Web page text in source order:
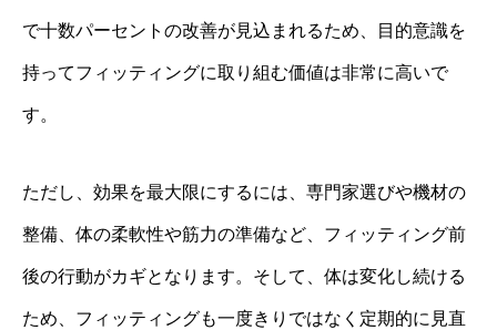
で十数パーセントの改善が見込まれるため、目的意識を
持ってフィッティングに取り組む価値は非常に高いで
す。
ただし、効果を最大限にするには、専門家選びや機材の
整備、体の柔軟性や筋力の準備など、フィッティング前
後の行動がカギとなります。そして、体は変化し続ける
ため、フィッティングも一度きりではなく定期的に見直